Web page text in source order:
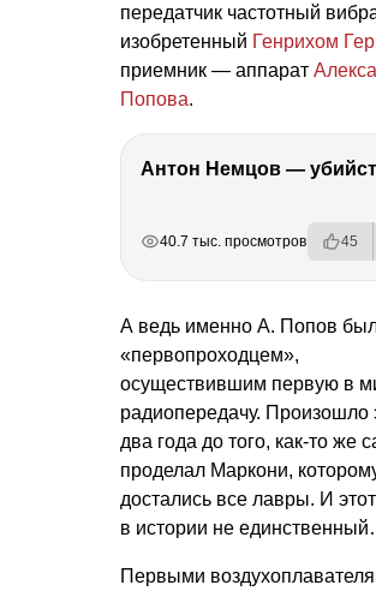
передатчик частотный
изобретенный Генрихом
приемник — аппарат
Попова.
40.7 тыс. просмотров 45
А ведь именно А. Попов
«первопроходцем»,
осуществившим первую в
радиопередачу. Произошло
два года до того, как-то же
проделал Маркони,
достались все лавры. И
в истории не
Первыми